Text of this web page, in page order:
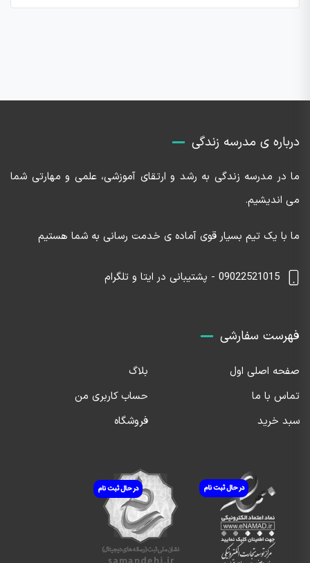
درباره ی مدرسه زندگی
ما در مدرسه زندگی به رشد و ارتقای آموزشی، علمی و مهارتی شما
می اندیشیم.
ما با یک تیم بسیار قوی آماده ی خدمت رسانی به شما هستیم
09022521015 - پشتیبانی در ایتا و تلگرام
فهرست سفارشی
صفحه اصلی اول
بلاگ
تماس با ما
حساب کاربری من
سبد خرید
فروشگاه